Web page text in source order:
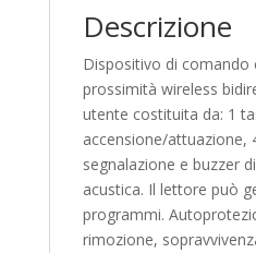
Descrizione
Dispositivo di comando
prossimità wireless
utente costituita da: 1
accensione/attuazione,
segnalazione e buzzer
acustica. Il lettore può
programmi.
rimozione,